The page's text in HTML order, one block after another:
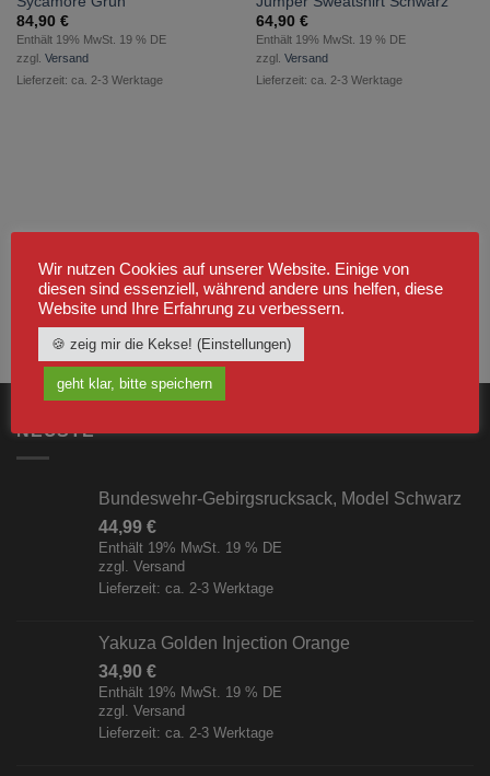
84,90 €
Enthält 19% MwSt. 19 % DE
zzgl. Versand
Lieferzeit: ca. 2-3 Werktage
hinzufügen
64,90 €
Enthält 19% MwSt. 19 % DE
zzgl. Versand
Lieferzeit: ca. 2-3 Werktage
NEUSTE
Bundeswehr-Gebirgsrucksack, Model Schwarz
44,99 €
Enthält 19% MwSt. 19 % DE
zzgl. Versand
Lieferzeit: ca. 2-3 Werktage
Yakuza Golden Injection Orange
34,90 €
Enthält 19% MwSt. 19 % DE
zzgl. Versand
Lieferzeit: ca. 2-3 Werktage
Wir nutzen Cookies auf unserer Website. Einige von
diesen sind essenziell, während andere uns helfen, diese
Website und Ihre Erfahrung zu verbessern.
🍪 zeig mir die Kekse! (Einstellungen)
geht klar, bitte speichern